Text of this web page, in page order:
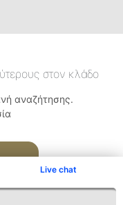
Live chat
στον κλάδο
αναζήτησης.